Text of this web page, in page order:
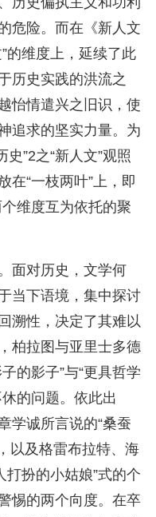
危险。而在《新人文
的维度上，延续了此
历史实践的洪流之
怡情遣兴之旧识，使
追求的坚实力量。为
史”2之“新人文”观照
在“一枝两叶”上，即
个维度互为依托的聚
面对历史，文学何
当下语境，集中探讨
溯性，决定了其难以
柏拉图与亚里士多德
的影子”与“更具哲学
的问题。依此出
学诚所言说的“桑蚕
以及格雷布拉特、海
打扮的小姑娘”式的个
惕的两个向度。在卒